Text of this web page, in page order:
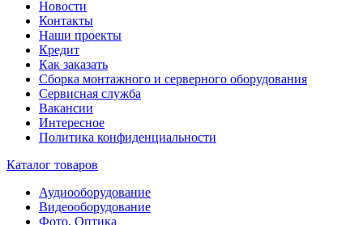
Новости
Контакты
Наши проекты
Кредит
Как заказать
Сборка монтажного и серверного оборудования
Сервисная служба
Вакансии
Интересное
Политика конфиденциальности
Каталог товаров
Аудиооборудование
Видеооборудование
Фото, Оптика